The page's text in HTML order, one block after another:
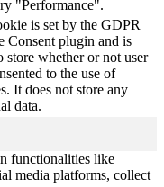
"Performance".
is set by the GDPR
Consent plugin and is
store whether or not user
to the use of
It does not store any
data.
functionalities like
media platforms, collect